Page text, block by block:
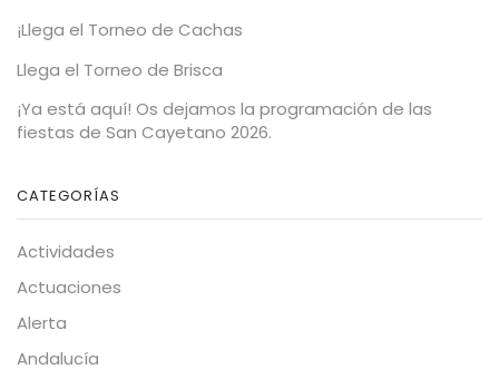
¡Llega el Torneo de Cachas
Llega el Torneo de Brisca
¡Ya está aquí! Os dejamos la programación de las
fiestas de San Cayetano 2026.
CATEGORÍAS
Actividades
Actuaciones
Alerta
Andalucía